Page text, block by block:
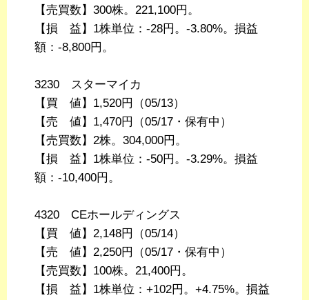
【売買数】300株。221,100円。
【損 益】1株単位：-28円。-3.80%。損益
額：-8,800円。
3230 スターマイカ
【買 値】1,520円（05/13）
【売 値】1,470円（05/17・保有中）
【売買数】2株。304,000円。
【損 益】1株単位：-50円。-3.29%。損益
額：-10,400円。
4320 CEホールディングス
【買 値】2,148円（05/14）
【売 値】2,250円（05/17・保有中）
【売買数】100株。21,400円。
【損 益】1株単位：+102円。+4.75%。損益